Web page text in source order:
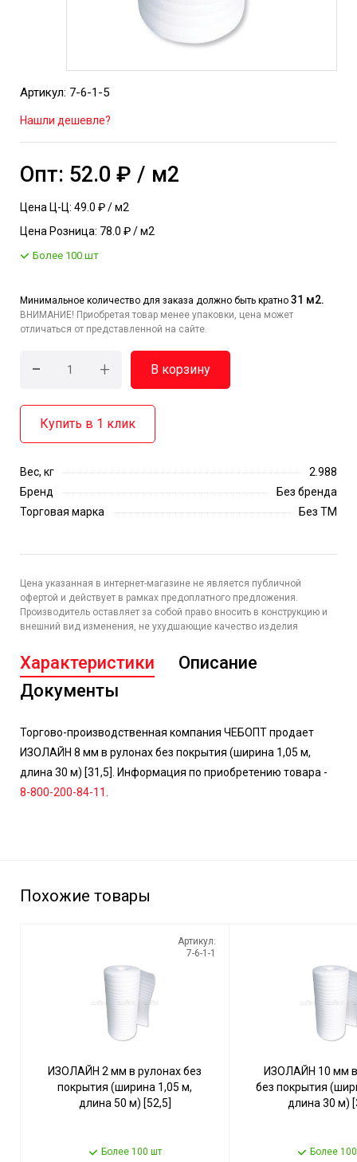
Артикул: 7-6-1-5
Нашли дешевле?
Опт: 52.0 ₽ / м2
Цена Ц-Ц: 49.0 ₽ / м2
Цена Розница: 78.0 ₽ / м2
Более 100 шт
Минимальное количество для заказа должно быть кратно 31 м2.
ВНИМАНИЕ! Приобретая товар менее упаковки, цена может
отличаться от представленной на сайте.
- + В корзину
Купить в 1 клик
Вес, кг
2.988
Бренд
Без бренда
Торговая марка
Без ТМ
Цена указанная в интернет-магазине не является публичной
офертой и действует в рамках предоплатного предложения.
Производитель оставляет за собой право вносить в конструкцию и
внешний вид изменения, не ухудшающие качество изделия
Характеристики
Описание
Документы
Торгово-производственная компания ЧЕБОПТ продает
ИЗОЛАЙН 8 мм в рулонах без покрытия (ширина 1,05 м,
длина 30 м) [31,5]. Информация по приобретению товара -
8-800-200-84-11
Похожие товары
Артикул:
7-6-1-1
ИЗОЛАЙН 2 мм в рулонах без
покрытия (ширина 1,05 м,
длина 50 м) [52,5]
Более 100 шт
ИЗОЛАЙН 10 мм в
без покрытия
длина 30 м)
Более